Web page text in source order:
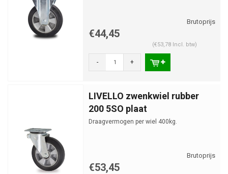
€44,45
(€53,78 Incl. btw)
- +
LIVELLO zwenkwiel rubber
200 5SO plaat
Draagvermogen per wiel 400kg.
€53,45